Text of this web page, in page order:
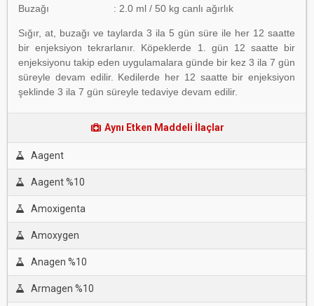
Buzağı : 2.0 ml / 50 kg canlı ağırlık
Sığır, at, buzağı ve taylarda 3 ila 5 gün süre ile her 12 saatte
bir enjeksiyon tekrarlanır. Köpeklerde 1. gün 12 saatte bir
enjeksiyonu takip eden uygulamalara günde bir kez 3 ila 7 gün
süreyle devam edilir. Kedilerde her 12 saatte bir enjeksiyon
şeklinde 3 ila 7 gün süreyle tedaviye devam edilir.
Aynı Etken Maddeli İlaçlar
Aagent
Aagent %10
Amoxigenta
Amoxygen
Anagen %10
Armagen %10